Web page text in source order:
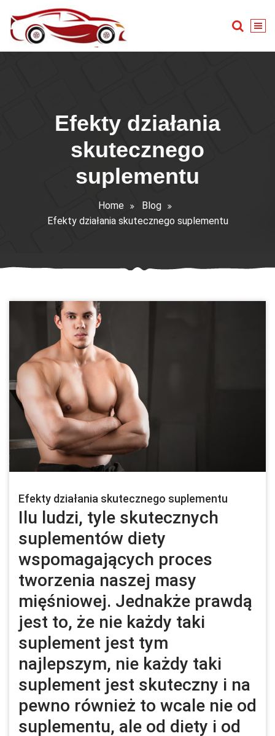
content
Efekty działania
skutecznego
suplementu
Home
Blog
Efekty działania skutecznego suplementu
Efekty działania skutecznego suplementu
Ilu ludzi, tyle skutecznych
suplementów diety
wspomagających proces
tworzenia naszej masy
mięśniowej. Jednakże prawdą
jest to, że nie każdy taki
suplement jest tym
najlepszym, nie każdy taki
suplement jest skuteczny i na
pewno również to wcale nie od
suplementu, ale od diety i od